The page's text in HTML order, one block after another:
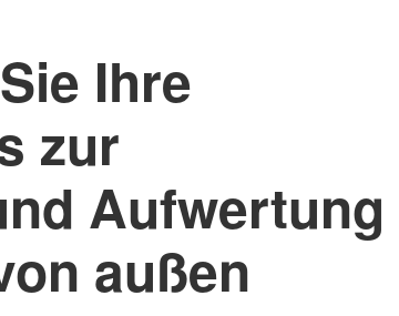
Ihre
zur
Aufwertung
außen